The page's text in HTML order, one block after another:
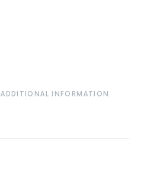
ADDITIONAL INFORMATION